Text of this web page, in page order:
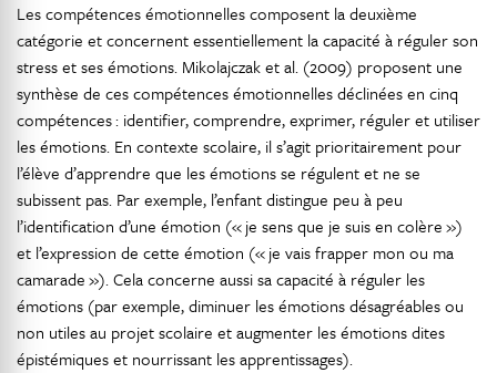
Les compétences émotionnelles composent la deuxième
catégorie et concernent essentiellement la capacité à réguler son
stress et ses émotions. Mikolajczak et al. (2009) proposent une
synthèse de ces compétences émotionnelles déclinées en cinq
compétences : identifier, comprendre, exprimer, réguler et utiliser
les émotions. En contexte scolaire, il s’agit prioritairement pour
l’élève d’apprendre que les émotions se régulent et ne se
subissent pas. Par exemple, l’enfant distingue peu à peu
l’identification d’une émotion (« je sens que je suis en colère »)
et l’expression de cette émotion (« je vais frapper mon ou ma
camarade »). Cela concerne aussi sa capacité à réguler les
émotions (par exemple, diminuer les émotions désagréables ou
non utiles au projet scolaire et augmenter les émotions dites
épistémiques et nourrissant les apprentissages).